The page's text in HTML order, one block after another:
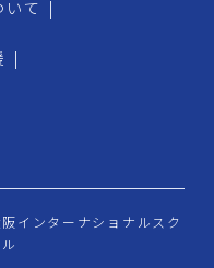
いて |
|
インターナショナルスク